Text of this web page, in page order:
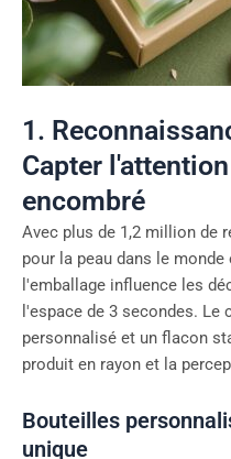
1.
Capter
encombré
Avec plus de 1,2 million de
pour la peau dans le
l'emballage influence les
l'espace de 3 secondes. Le
personnalisé et un flacon
produit en rayon et la
Bouteilles
unique